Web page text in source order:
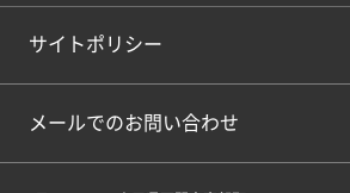
サイトポリシー
メールでのお問い合わせ